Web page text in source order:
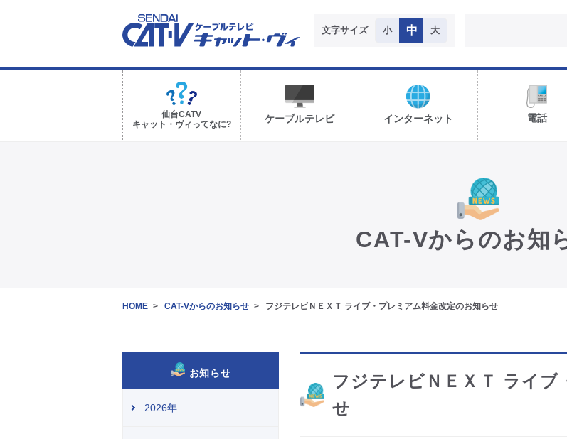
文字サイズ 小 中 大
仙台CATV
キャット・ヴィってなに?
ケーブルテレビ インターネット 電話
CAT-Vからのお知
HOME CAT-Vからのお知らせ フジテレビＮＥＸＴ ライブ・プレミアム料金改定のお知らせ
フジテレビＮＥＸＴ ライブ
せ
お知らせ
2026年